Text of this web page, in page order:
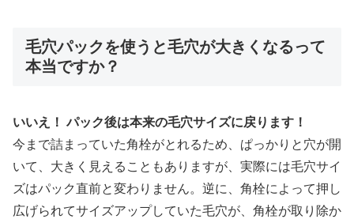
毛穴パックを使うと毛穴が大きくなるって
本当ですか？
いいえ！ パック後は本来の毛穴サイズに戻ります！
今まで詰まっていた角栓がとれるため、ぱっかりと穴が開
いて、大きく見えることもありますが、実際には毛穴サイ
ズはパック直前と変わりません。逆に、角栓によって押し
広げられてサイズアップしていた毛穴が、角栓が取り除か